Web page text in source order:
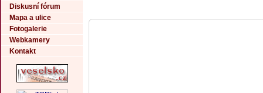
Diskusní fórum
Mapa a ulice
Fotogalerie
Webkamery
Kontakt